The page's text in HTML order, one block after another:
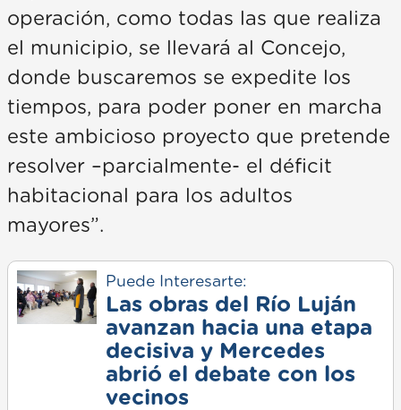
operación, como todas las que realiza
el municipio, se llevará al Concejo,
donde buscaremos se expedite los
tiempos, para poder poner en marcha
este ambicioso proyecto que pretende
resolver –parcialmente- el déficit
habitacional para los adultos
mayores”.
Puede Interesarte:
Las obras del Río Luján
avanzan hacia una etapa
decisiva y Mercedes
abrió el debate con los
vecinos